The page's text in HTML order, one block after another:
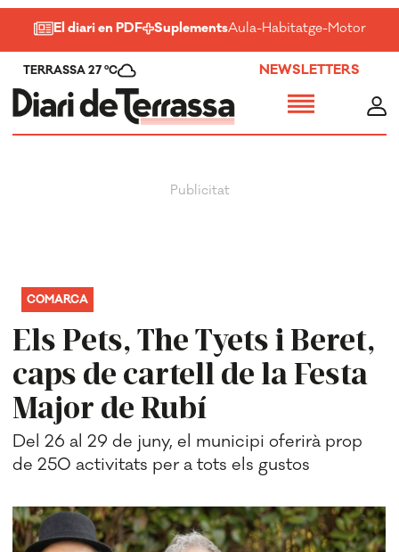
El diari en PDF SuplementsAula-Habitatge-Motor-
TERRASSA 27 ºC NEWSLETTERS
Els Pets, The Tyets i Beret,
caps de cartell de la Festa
Major de Rubí
COMARCA
Del 26 al 29 de juny, el municipi oferirà prop
de 250 activitats per a tots els gustos